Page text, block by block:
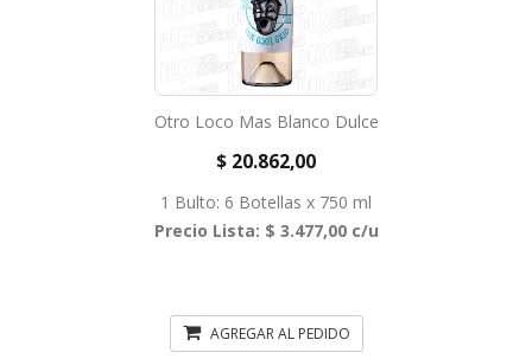
Otro Loco Mas Blanco Dulce
$ 20.862,00
1 Bulto: 6 Botellas x 750 ml
Precio Lista: $ 3.477,00 c/u
AGREGAR AL PEDIDO